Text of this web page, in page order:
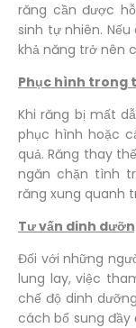
răng cần được
sinh tự nhiên.
khả năng trở nên
Phục hình trong
Khi răng bị mất
phục hình hoặc
quả. Răng thay
ngăn chặn tình
răng xung quanh
Tư vấn dinh
Đối với những
lung lay, việc
chế độ dinh
cách bổ sung